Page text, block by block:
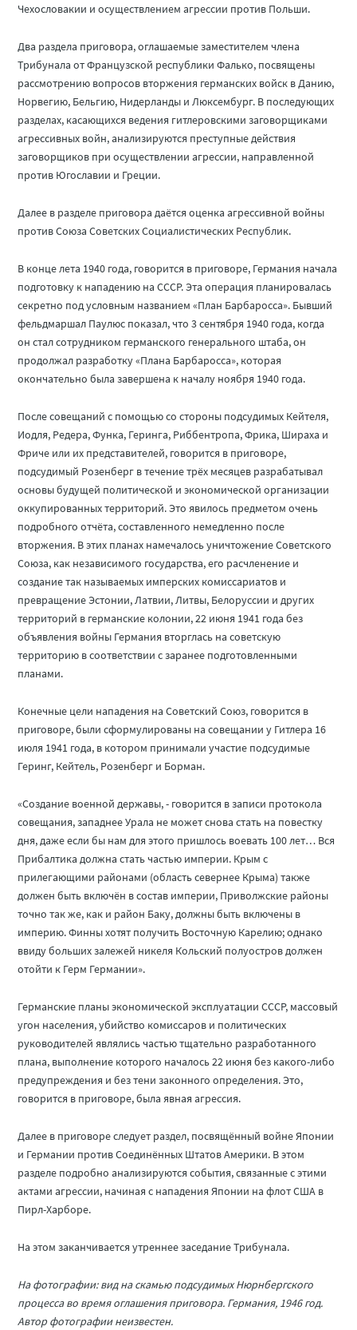
Чехословакии и осуществлением агрессии против Польши.
Два раздела приговора, оглашаемые заместителем члена
Трибунала от Французской республики Фалько, посвящены
рассмотрению вопросов вторжения германских войск в Данию,
Норвегию, Бельгию, Нидерланды и Люксембург. В последующих
разделах, касающихся ведения гитлеровскими заговорщиками
агрессивных войн, анализируются преступные действия
заговорщиков при осуществлении агрессии, направленной
против Югославии и Греции.
Далее в разделе приговора даётся оценка агрессивной войны
против Союза Советских Социалистических Республик.
В конце лета 1940 года, говорится в приговоре, Германия начала
подготовку к нападению на СССР. Эта операция планировалась
секретно под условным названием «План Барбаросса». Бывший
фельдмаршал Паулюс показал, что 3 сентября 1940 года, когда
он стал сотрудником германского генерального штаба, он
продолжал разработку «Плана Барбаросса», которая
окончательно была завершена к началу ноября 1940 года.
После совещаний с помощью со стороны подсудимых Кейтеля,
Иодля, Редера, Функа, Геринга, Риббентропа, Фрика, Шираха и
Фриче или их представителей, говорится в приговоре,
подсудимый Розенберг в течение трёх месяцев разрабатывал
основы будущей политической и экономической организации
оккупированных территорий. Это явилось предметом очень
подробного отчёта, составленного немедленно после
вторжения. В этих планах намечалось уничтожение Советского
Союза, как независимого государства, его расчленение и
создание так называемых имперских комиссариатов и
превращение Эстонии, Латвии, Литвы, Белоруссии и других
территорий в германские колонии, 22 июня 1941 года без
объявления войны Германия вторглась на советскую
территорию в соответствии с заранее подготовленными
планами.
Конечные цели нападения на Советский Союз, говорится в
приговоре, были сформулированы на совещании у Гитлера 16
июля 1941 года, в котором принимали участие подсудимые
Геринг, Кейтель, Розенберг и Борман.
«Создание военной державы, - говорится в записи протокола
совещания, западнее Урала не может снова стать на повестку
дня, даже если бы нам для этого пришлось воевать 100 лет… Вся
Прибалтика должна стать частью империи. Крым с
прилегающими районами (область севернее Крыма) также
должен быть включён в состав империи, Приволжские районы
точно так же, как и район Баку, должны быть включены в
империю. Финны хотят получить Восточную Карелию; однако
ввиду больших залежей никеля Кольский полуостров должен
отойти к Герм Германии».
Германские планы экономической эксплуатации СССР, массовый
угон населения, убийство комиссаров и политических
руководителей являлись частью тщательно разработанного
плана, выполнение которого началось 22 июня без какого-либо
предупреждения и без тени законного определения. Это,
говорится в приговоре, была явная агрессия.
Далее в приговоре следует раздел, посвящённый войне Японии
и Германии против Соединённых Штатов Америки. В этом
разделе подробно анализируются события, связанные с этими
актами агрессии, начиная с нападения Японии на флот США в
Пирл-Харборе.
На этом заканчивается утреннее заседание Трибунала.
На фотографии: вид на скамью подсудимых Нюрнбергского
процесса во время оглашения приговора. Германия, 1946 год.
Автор фотографии неизвестен.